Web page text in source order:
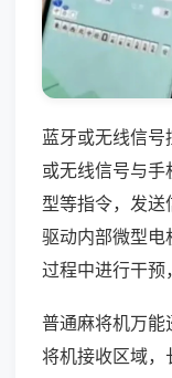
蓝牙或无线信
或无线信号与
型等指令，发
驱动内部微型电
过程中进行干预
普通麻将机万能
将机接收区域，